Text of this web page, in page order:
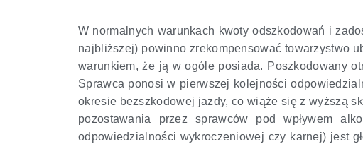
W normalnych warunkach kwoty odszkodowań i
najbliższej) powinno zrekompensować towarzystwo
warunkiem, że ją w ogóle posiada. Poszkodowany
Sprawca ponosi w pierwszej kolejności
okresie bezszkodowej jazdy, co wiąże się z wyższą
pozostawania przez sprawców pod wpływem
odpowiedzialności wykroczeniowej czy karnej) jest